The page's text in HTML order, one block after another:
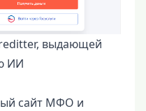
выдающей
ИИ
сайт МФО и